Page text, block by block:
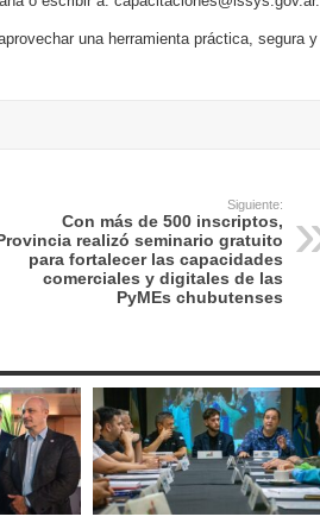
una herramienta práctica, segura y
Siguiente:
Con más de 500 inscriptos,
realizó seminario gratuito
para fortalecer las capacidades
comerciales y digitales de las
PyMEs chubutenses